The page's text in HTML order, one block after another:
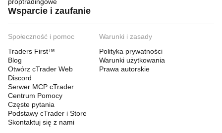
Wsparcie i zaufanie
Społeczność i pomoc
Traders First™
Blog
Otwórz cTrader Web
Discord
Serwer MCP cTrader
Centrum Pomocy
Częste pytania
Podstawy cTrader i Store
Skontaktuj się z nami
Warunki i zasady
Polityka prywatności
Warunki użytkowania
Prawa autorskie